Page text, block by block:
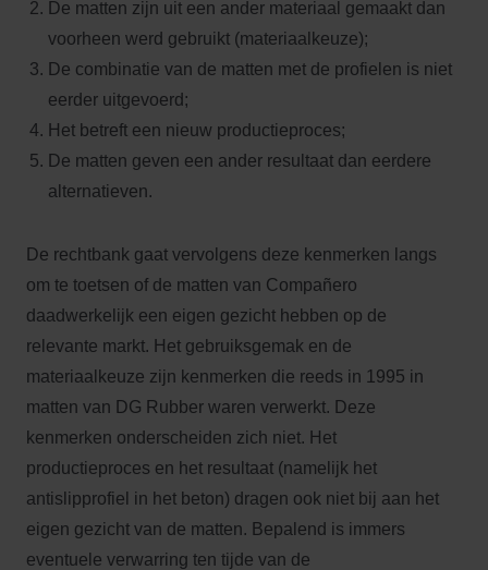
De matten zijn uit een ander materiaal gemaakt dan
voorheen werd gebruikt (materiaalkeuze);
De combinatie van de matten met de profielen is niet
eerder uitgevoerd;
Het betreft een nieuw productieproces;
De matten geven een ander resultaat dan eerdere
alternatieven.
De rechtbank gaat vervolgens deze kenmerken langs
om te toetsen of de matten van Compañero
daadwerkelijk een eigen gezicht hebben op de
relevante markt. Het gebruiksgemak en de
materiaalkeuze zijn kenmerken die reeds in 1995 in
matten van DG Rubber waren verwerkt. Deze
kenmerken onderscheiden zich niet. Het
productieproces en het resultaat (namelijk het
antislipprofiel in het beton) dragen ook niet bij aan het
eigen gezicht van de matten. Bepalend is immers
eventuele verwarring ten tijde van de